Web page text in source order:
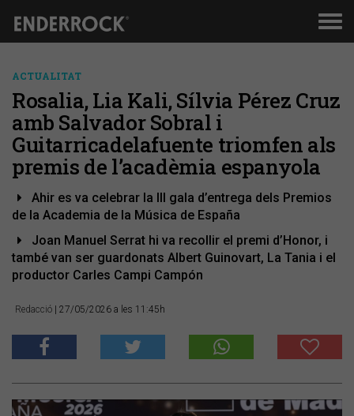
ACTUALITAT
​Rosalia, Lia Kali, Sílvia Pérez Cruz
amb Salvador Sobral i
Guitarricadelafuente triomfen als
premis de l’acadèmia espanyola
Ahir es va celebrar la III gala d’entrega dels Premios
de la Academia de la Música de España
Joan Manuel Serrat hi va recollir el premi d’Honor, i
també van ser guardonats Albert Guinovart, La Tania i el
productor Carles Campi Campón
Redacció | 27/05/2026 a les 11:45h